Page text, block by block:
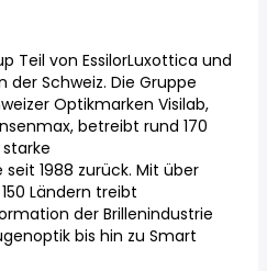
Teil von EssilorLuxottica und
der Schweiz. Die Gruppe
Optikmarken Visilab,
betreibt rund 170
1988 zurück. Mit über
Ländern treibt
der Brillenindustrie
bis hin zu Smart